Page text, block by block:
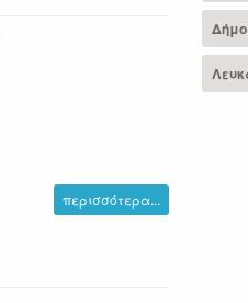
περισσότερα...